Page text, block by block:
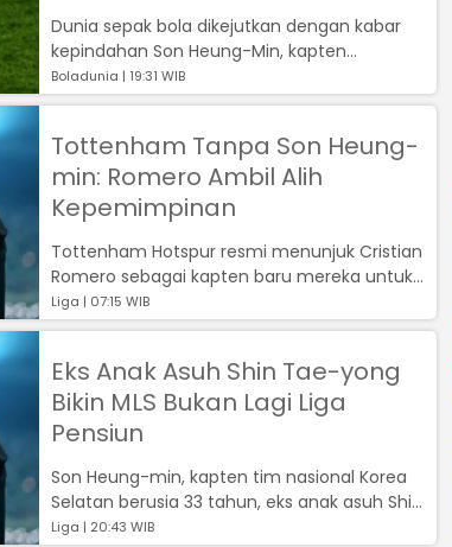
Dunia sepak bola dikejutkan dengan kabar
kepindahan Son Heung-Min, kapten
Tottenham Hotspur, ke Los Angeles FC...
Boladunia | 19:31 WIB
Tottenham Tanpa Son Heung-
min: Romero Ambil Alih
Kepemimpinan
Tottenham Hotspur resmi menunjuk Cristian
Romero sebagai kapten baru mereka untuk
musim 2025/2026....
Liga | 07:15 WIB
Eks Anak Asuh Shin Tae-yong
Bikin MLS Bukan Lagi Liga
Pensiun
Son Heung-min, kapten tim nasional Korea
Selatan berusia 33 tahun, eks anak asuh Shin
Tae-yong telah lama menjadi bintan...
Liga | 20:43 WIB